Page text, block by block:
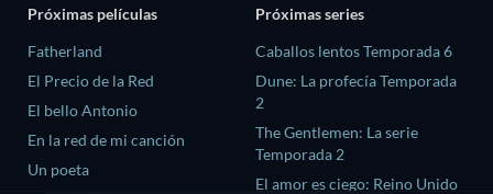
Próximas películas
Fatherland
El Precio de la Red
El bello Antonio
En la red de mi canción
Un poeta
Próximas series
Caballos lentos Temporada 6
Dune: La profecía Temporada
2
The Gentlemen: La serie
Temporada 2
El amor es ciego: Reino Unido